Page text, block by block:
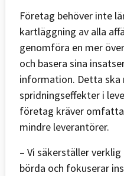
Företag behöver inte
kartläggning av alla
genomföra en mer
och basera sina
information. Detta ska
spridningseffekter i
företag kräver
mindre leverantörer.
– Vi säkerställer
börda och fokuserar